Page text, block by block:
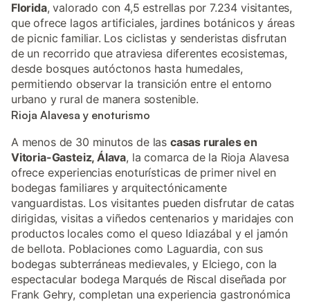
Florida, valorado con 4,5 estrellas por 7.234 visitantes,
que ofrece lagos artificiales, jardines botánicos y áreas
de picnic familiar. Los ciclistas y senderistas disfrutan
de un recorrido que atraviesa diferentes ecosistemas,
desde bosques autóctonos hasta humedales,
permitiendo observar la transición entre el entorno
urbano y rural de manera sostenible.
Rioja Alavesa y enoturismo
A menos de 30 minutos de las casas rurales en
Vitoria-Gasteiz, Álava, la comarca de la Rioja Alavesa
ofrece experiencias enoturísticas de primer nivel en
bodegas familiares y arquitectónicamente
vanguardistas. Los visitantes pueden disfrutar de catas
dirigidas, visitas a viñedos centenarios y maridajes con
productos locales como el queso Idiazábal y el jamón
de bellota. Poblaciones como Laguardia, con sus
bodegas subterráneas medievales, y Elciego, con la
espectacular bodega Marqués de Riscal diseñada por
Frank Gehry, completan una experiencia gastronómica